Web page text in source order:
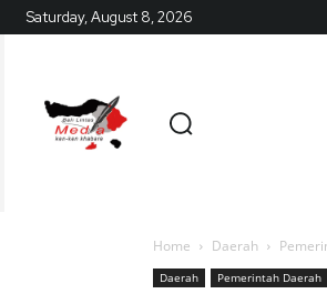
Saturday, August 8, 2026
Home Daerah
Daerah Pemerintah Daerah